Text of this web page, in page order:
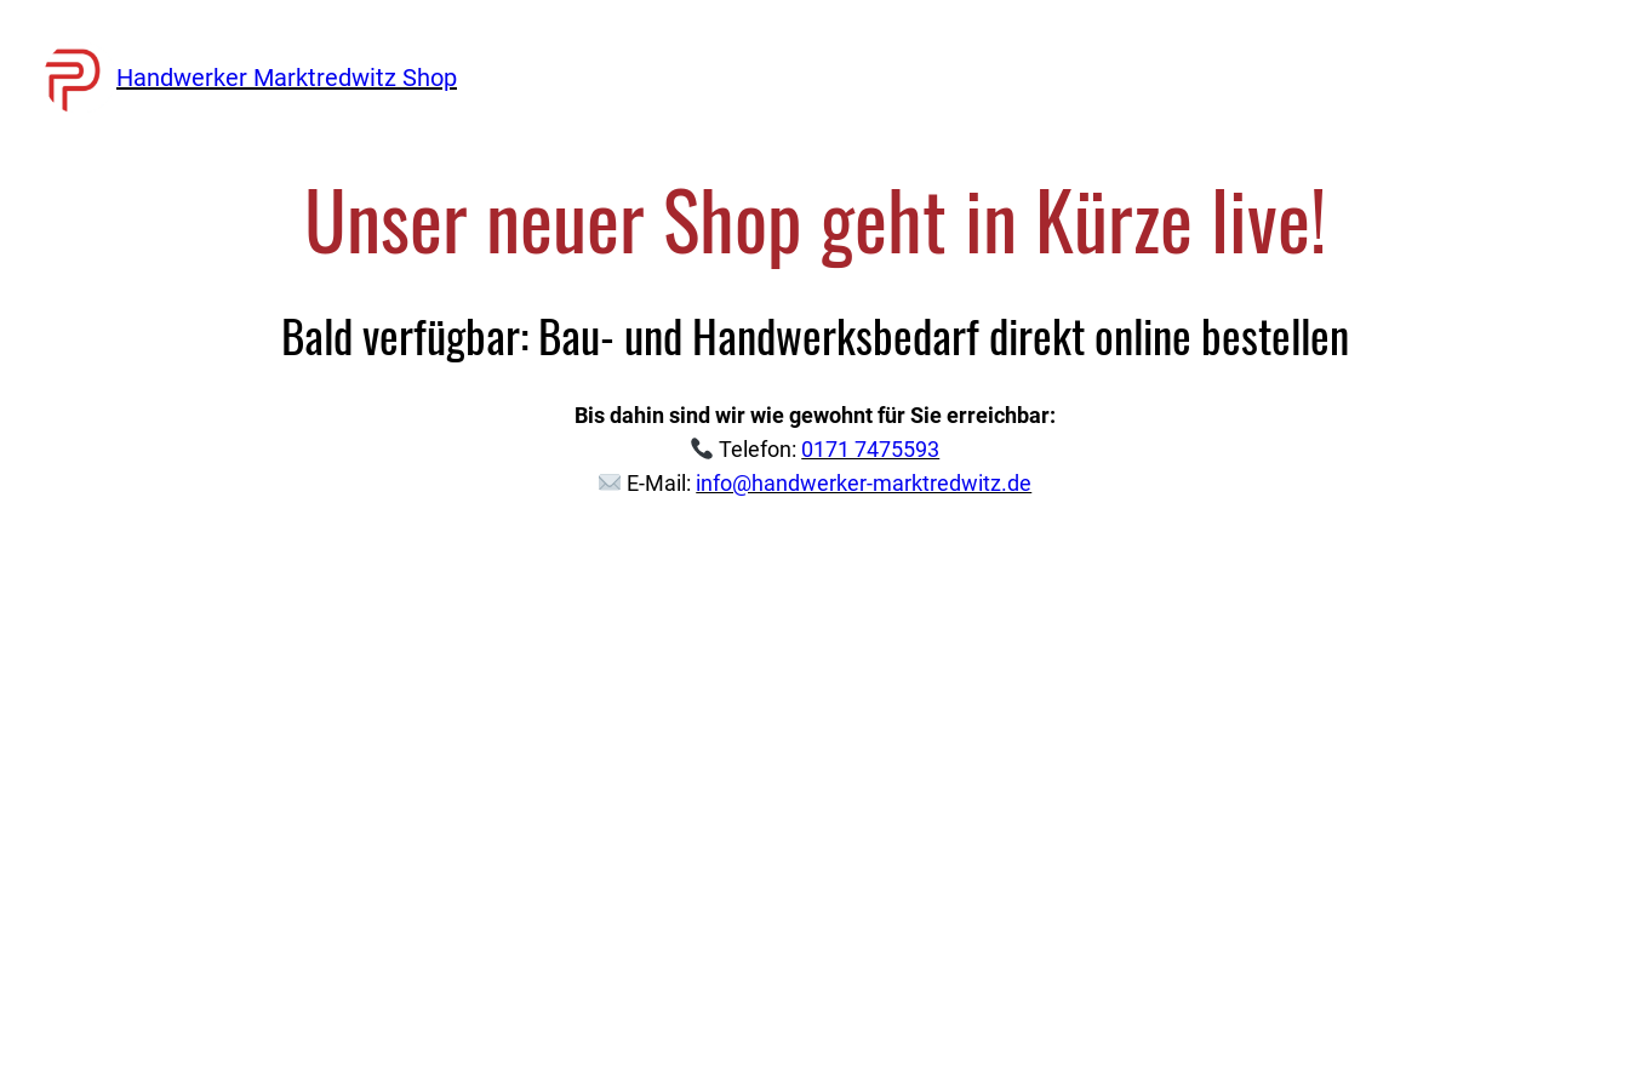
Handwerker Marktredwitz Shop
Unser neuer Shop geht in Kürze live!
Bald verfügbar: Bau- und Handwerksbedarf direkt online bestellen
Bis dahin sind wir wie gewohnt für Sie erreichbar:
Telefon: 0171 7475593
E-Mail: info@handwerker-marktredwitz.de